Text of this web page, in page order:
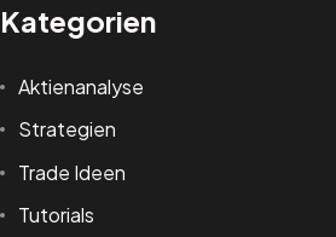
Kategorien
Aktienanalyse
Strategien
Trade Ideen
Tutorials